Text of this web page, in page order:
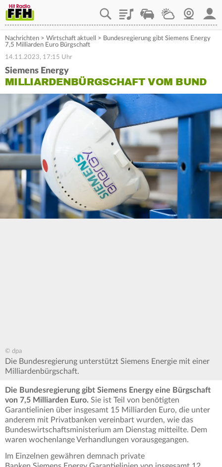
PlaylistStaupilotWetterWebcam
Nachrichten > Wirtschaft aktuell > Bundesregierung gibt Siemens Energy
7,5 Milliarden Euro Bürgschaft
14.11.2023, 17:15 Uhr
Siemens Energy
MILLIARDENBÜRGSCHAFT VOM BUND
© dpa
Die Bundesregierung unterstützt Siemens Energie mit einer
Milliardenbürgschaft.
Die Bundesregierung gibt Siemens Energy eine Bürgschaft
von 7,5 Milliarden Euro. Sie ist Teil von benötigten
Garantielinien über insgesamt 15 Milliarden Euro, die unter
anderem mit Privatbanken vereinbart wurden, wie das
Bundeswirtschaftsministerium am Dienstag mitteilte. Dem
waren wochenlange Verhandlungen vorausgegangen.
Im Einzelnen gewähren demnach private